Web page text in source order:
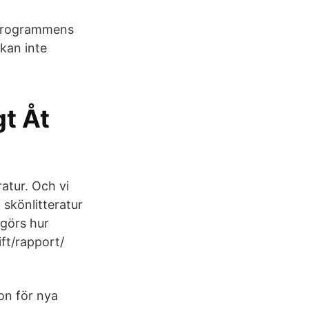
inte
Åt
Och vi
skönlitteratur
hur
rapport/
för nya